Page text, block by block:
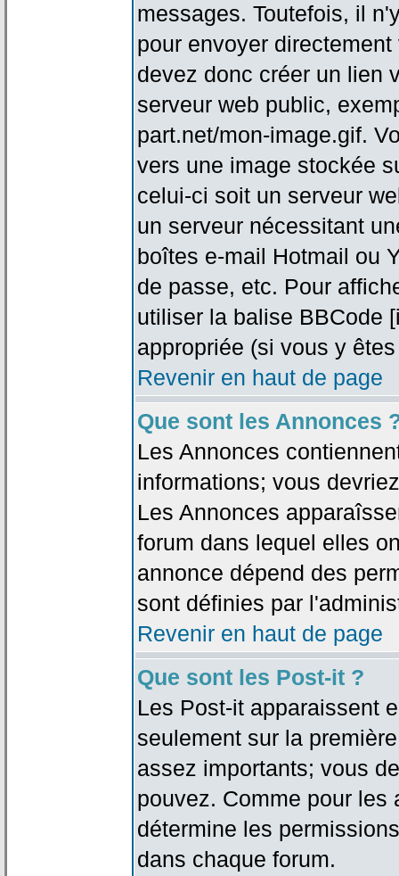
messages. Toutefois, il
pour envoyer
devez donc créer un lien
serveur web public,
part.net/mon-image.gif.
vers une image stockée
celui-ci soit un serveur
un serveur nécessitant
boîtes e-mail Hotmail ou
de passe, etc. Pour
utiliser la balise BBCode
appropriée (si vous y
Revenir en haut de page
Que sont les Annonces
Les Annonces
informations; vous
Les Annonces
forum dans lequel elles
annonce dépend des
sont définies par
Revenir en haut de page
Que sont les Post-it ?
Les Post-it apparaissent
seulement sur la
assez importants; vous
pouvez. Comme pour les
détermine les
dans chaque forum.